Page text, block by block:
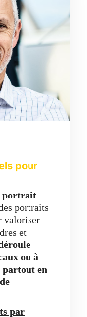
pour
portrait
portraits
valoriser
et
ou à
partout en
par